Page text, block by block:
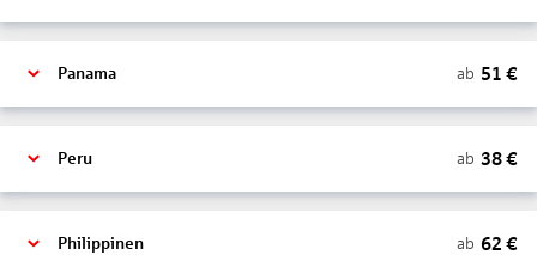
Panama ab 51 €
Peru ab 38€
Philippinen ab 62 €